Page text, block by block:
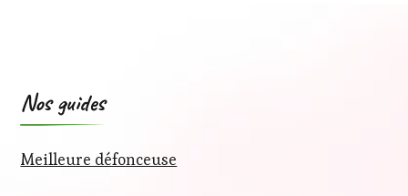
Nos guides
Meilleure défonceuse